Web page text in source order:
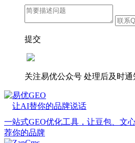
提交
关注易优公众号 处理后及时通
易优GEO
让AI替你的品牌说话
一站式GEO优化工具，让豆包、文
荐你的品牌